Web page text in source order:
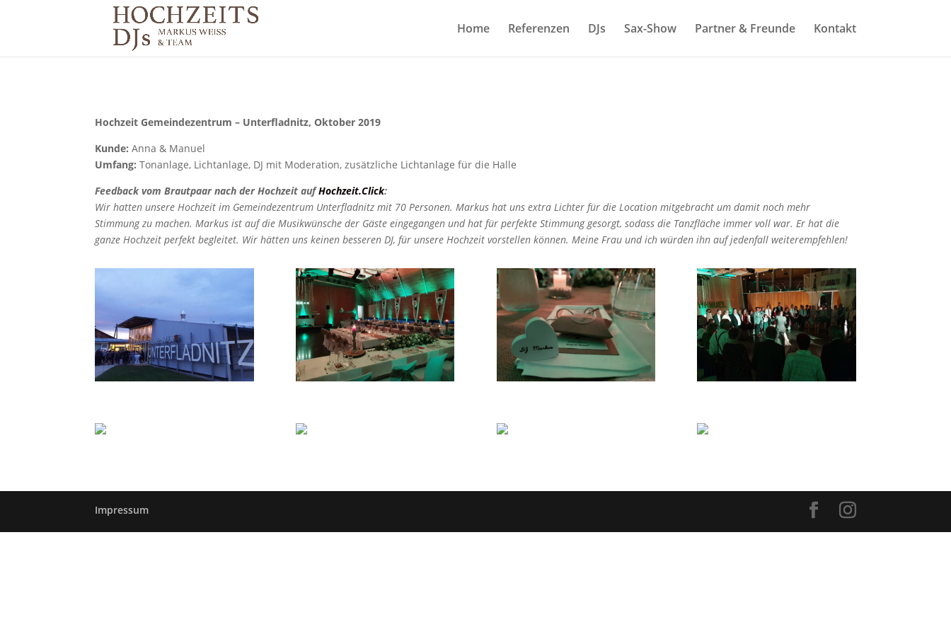
Home Referenzen DJs Sax-Show Partner & Freunde Kontakt
Hochzeit Gemeindezentrum – Unterfladnitz, Oktober 2019
Kunde: Anna & Manuel
Umfang: Tonanlage, Lichtanlage, DJ mit Moderation, zusätzliche Lichtanlage für die Halle
Feedback vom Brautpaar nach der Hochzeit aufHochzeit.Click:
Wir hatten unsere Hochzeit im Gemeindezentrum Unterfladnitz mit 70 Personen. Markus hat uns extra Lichter für die Location mitgebracht um damit noch mehr
Stimmung zu machen. Markus ist auf die Musikwünsche der Gäste eingegangen und hat für perfekte Stimmung gesorgt, sodass die Tanzfläche immer voll war. Er hat die
ganze Hochzeit perfekt begleitet. Wir hätten uns keinen besseren DJ, für unsere Hochzeit vorstellen können. Meine Frau und ich würden ihn auf jedenfall weiterempfehlen!
Impressum